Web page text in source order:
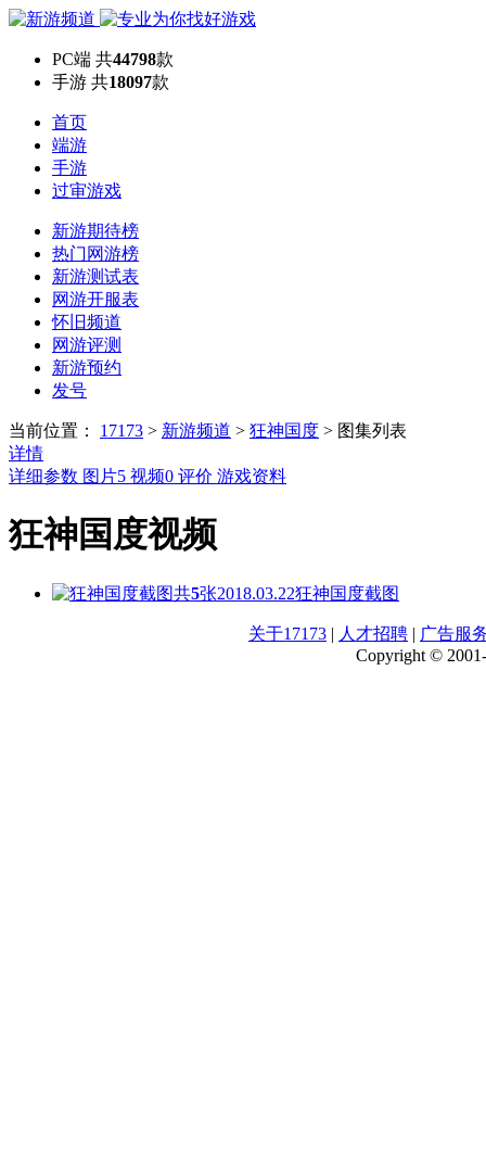
PC端 共44798款
手游 共18097款
首页
端游
手游
过审游戏
新游期待榜
热门网游榜
新游测试表
网游开服表
怀旧频道
网游评测
新游预约
发号
当前位置： 17173 > 新游频道 > 狂神国度 > 图集列表
详情
详细参数 图片5 视频0 评价 游戏资料
狂神国度视频
共5张2018.03.22狂神国度截图
关于17173 | 人才招聘 | 广告服
Copyright ©